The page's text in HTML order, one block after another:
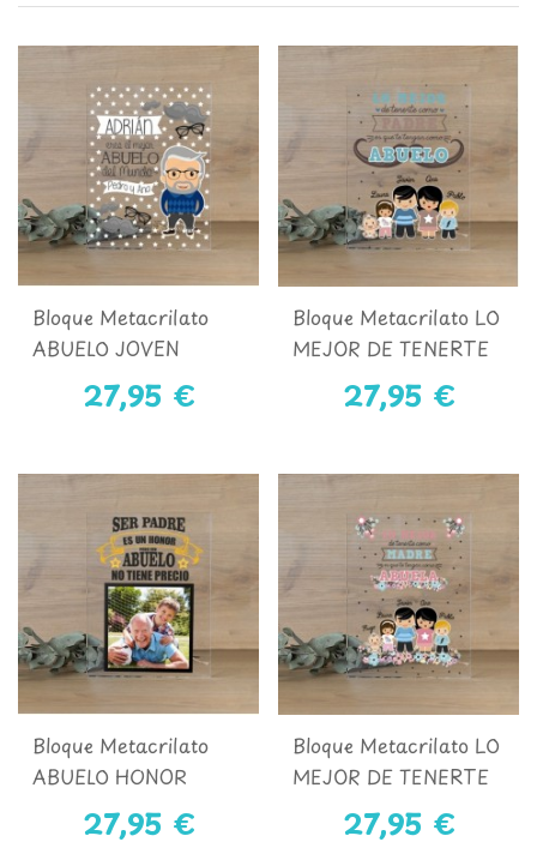
Bloque Metacrilato
ABUELO JOVEN
27,95 €
Bloque Metacrilato LO
MEJOR DE TENERTE
COMO PADRE
27,95 €
Bloque Metacrilato
ABUELO HONOR
27,95 €
Bloque Metacrilato LO
MEJOR DE TENERTE
COMO MADRE
27,95 €